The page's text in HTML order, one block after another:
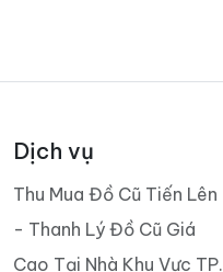
Dịch vụ
Thu Mua Đồ Cũ Tiến Lên
- Thanh Lý Đồ Cũ Giá
Cao Tại Nhà Khu Vực TP.